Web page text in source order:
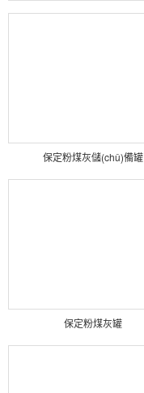
保定粉煤灰儲(chǔ)備罐
保定粉煤灰罐